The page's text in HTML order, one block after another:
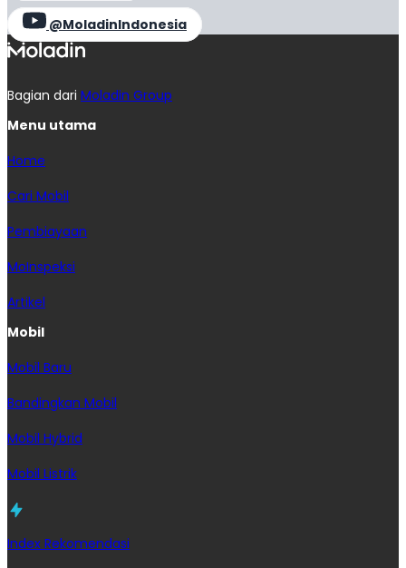
@MoladinIndonesia
Bagian dari Moladin Group
Menu utama
Home
Cari Mobil
Pembiayaan
MoInspeksi
Artikel
Mobil
Mobil Baru
Bandingkan Mobil
Mobil Hybrid
Mobil Listrik
Index Rekomendasi